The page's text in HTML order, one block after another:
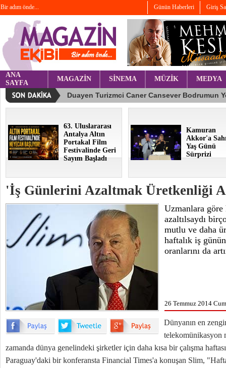
Bir adım önde... Günün Haberleri Giriş
ANA
SAYFA
MAGAZİN SİNEMA MÜZİK MEDYA
63. Uluslararası
Antalya Altın
Portakal Film
Festivalinde Geri
Sayım Başladı
Kamuran
Akkor'a
Yaş Günü
Sürprizi
'İş Günlerini Azaltmak Üretkenliği
Uzmanlara
azaltılsaydı
mutlu ve daha
haftalık iş
oranlarını da
26 Temmuz 2014
Dünyanın en
telekomünikasyon
zamanda dünya genelindeki şirketler için daha kısa bir çalışma
Paraguay'daki bir konferansta Financial Times'a konuşan Slim,